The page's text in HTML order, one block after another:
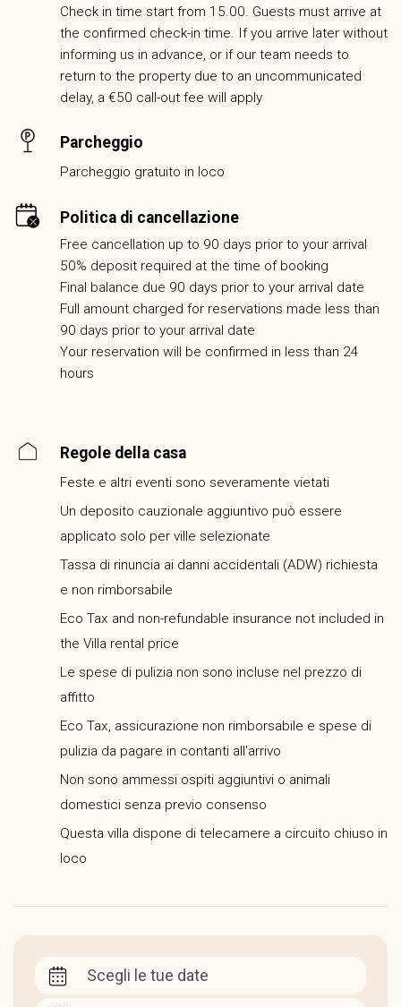
Check in time start from 15.00. Guests must arrive at
the confirmed check-in time. If you arrive later without
informing us in advance, or if our team needs to
return to the property due to an uncommunicated
delay, a €50 call-out fee will apply
Parcheggio
Parcheggio gratuito in loco
Politica di cancellazione
Free cancellation up to 90 days prior to your arrival
50% deposit required at the time of booking
Final balance due 90 days prior to your arrival date
Full amount charged for reservations made less than
90 days prior to your arrival date
Your reservation will be confirmed in less than 24
hours
Regole della casa
Feste e altri eventi sono severamente vietati
Un deposito cauzionale aggiuntivo può essere
applicato solo per ville selezionate
Tassa di rinuncia ai danni accidentali (ADW) richiesta
e non rimborsabile
Eco Tax and non-refundable insurance not included in
the Villa rental price
Le spese di pulizia non sono incluse nel prezzo di
affitto
Eco Tax, assicurazione non rimborsabile e spese di
pulizia da pagare in contanti all'arrivo
Non sono ammessi ospiti aggiuntivi o animali
domestici senza previo consenso
Questa villa dispone di telecamere a circuito chiuso in
loco
Scegli le tue date